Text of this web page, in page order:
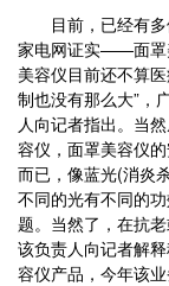
目前，已经有多
家电网证实——面罩
美容仪目前还不算
制也没有那么大”，
人向记者指出。当
容仪，面罩美容仪
而已，像蓝光(消炎
不同的光有不同的
题。当然了，在抗
该负责人向记者解
容仪产品，今年该